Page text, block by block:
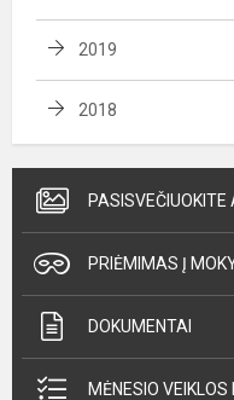
2019
2018
PASISVEČIUOKITE
PRIĖMIMAS Į
DOKUMENTAI
MĖNESIO